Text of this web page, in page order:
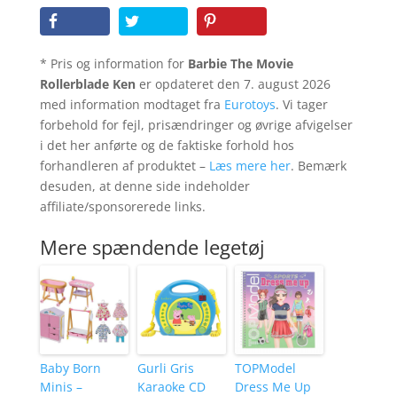
* Pris og information for Barbie The Movie
Rollerblade Kener opdateret den 7. august 2026
med information modtaget fra Eurotoys. Vi tager
forbehold for fejl, prisændringer og øvrige afvigelser
i det her anførte og de faktiske forhold hos
forhandleren af produktet – Læs mere her. Bemærk
desuden, at denne side indeholder
affiliate/sponsorerede links.
Mere spændende legetøj
Baby Born
Minis –
Gurli Gris
Karaoke CD
TOPModel
Dress Me Up